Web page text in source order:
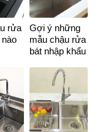
rửa
nào
rửa
Gợi ý những
mẫu chậu rửa
bát nhập khẩu
không gian